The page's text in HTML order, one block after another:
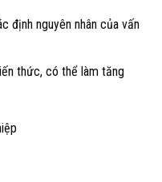
định nguyên nhân của vấn
thức, có thể làm tăng